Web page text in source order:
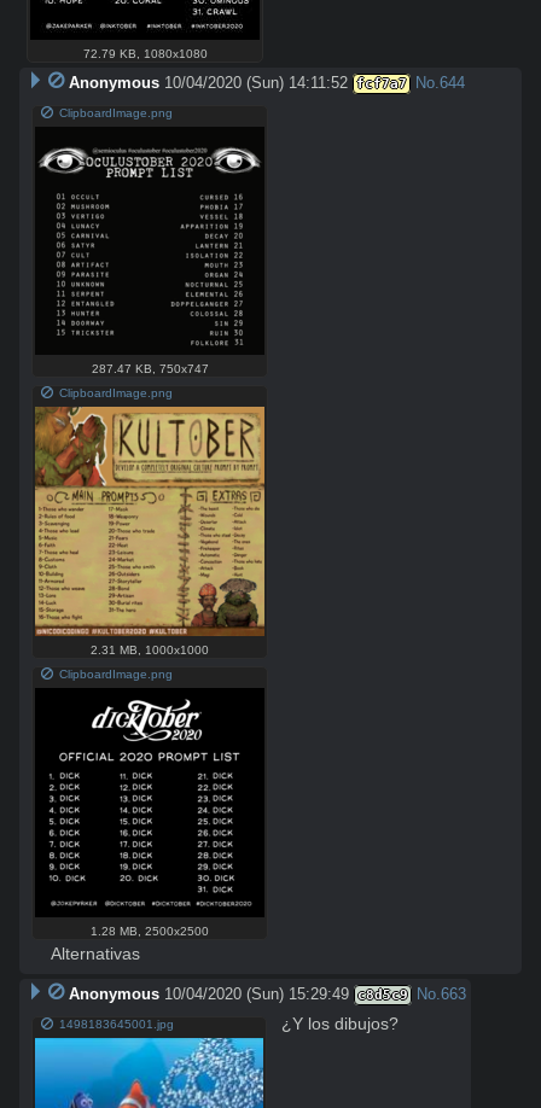
72.79 KB, 1080x1080
Anonymous 10/04/2020 (Sun) 14:11:52 fcf7a7 No. 644
ClipboardImage.png
287.47 KB
750x747
ClipboardImage.png
2.31 MB
1000x1000
ClipboardImage.png
1.28 MB,2500x2500
Alternativas
Anonymous 10/04/2020 (Sun) 15:29:49 c8d5c9 No. 663
1498183645001.jpg ¿Y los dibujos?